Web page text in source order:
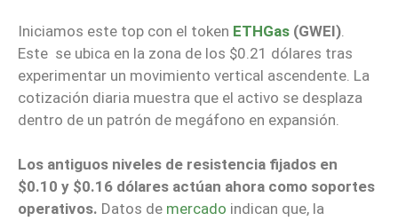
Iniciamos este top con el token ETHGas (GWEI)
Este se ubica en la zona de los $0.21 dólares tras
experimentar un movimiento vertical ascendente. La
cotización diaria muestra que el activo se desplaza
dentro de un patrón de megáfono en expansión.
Los antiguos niveles de resistencia fijados en
$0.10 y $0.16 dólares actúan ahora como soportes
operativos. Datos de mercado indican que, la